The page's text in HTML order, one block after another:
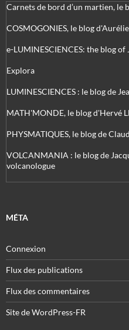
Carnets de bord d’un martien, le
COSMOGONIES, le blog
e-LUMINESCIENCES: the blog
Explora
LUMINESCIENCES : le blog de
MATH'MONDE, le blog d'Hervé
PHYSMATIQUES, le blog de
VOLCANMANIA : le blog de
volcanologue
MÉTA
Connexion
Flux des publications
Flux des commentaires
Site de WordPress-FR